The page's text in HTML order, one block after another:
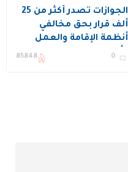
الجوازات تصدر أكثر من 25
ألف قرار بحق مخالفي
أنظمة الإقامة والعمل
وأمن الحدود
0
85848